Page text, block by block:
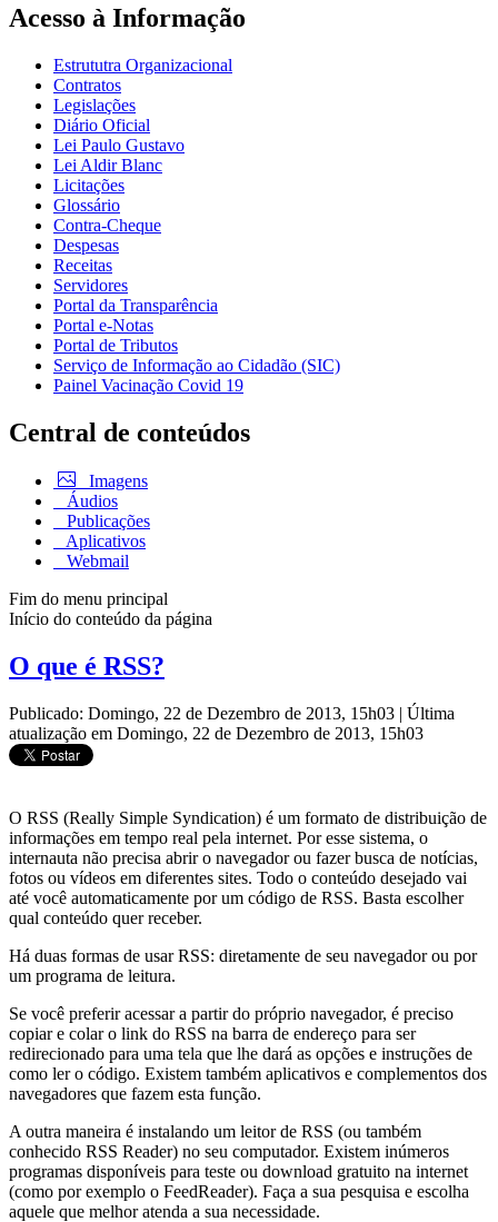
Acesso à Informação
Estrututra Organizacional
Contratos
Legislações
Diário Oficial
Lei Paulo Gustavo
Lei Aldir Blanc
Licitações
Glossário
Contra-Cheque
Despesas
Receitas
Servidores
Portal da Transparência
Portal e-Notas
Portal de Tributos
Serviço de Informação ao Cidadão (SIC)
Painel Vacinação Covid 19
Central de conteúdos
Imagens
Áudios
Publicações
Aplicativos
Webmail
Fim do menu principal
Início do conteúdo da página
O que é RSS?
Publicado: Domingo, 22 de Dezembro de 2013, 15h03 | Última
atualização em Domingo, 22 de Dezembro de 2013, 15h03
O RSS (Really Simple Syndication) é um formato de distribuição de
informações em tempo real pela internet. Por esse sistema, o
internauta não precisa abrir o navegador ou fazer busca de notícias,
fotos ou vídeos em diferentes sites. Todo o conteúdo desejado vai
até você automaticamente por um código de RSS. Basta escolher
qual conteúdo quer receber.
Há duas formas de usar RSS: diretamente de seu navegador ou por
um programa de leitura.
Se você preferir acessar a partir do próprio navegador, é preciso
copiar e colar o link do RSS na barra de endereço para ser
redirecionado para uma tela que lhe dará as opções e instruções de
como ler o código. Existem também aplicativos e complementos dos
navegadores que fazem esta função.
A outra maneira é instalando um leitor de RSS (ou também
conhecido RSS Reader) no seu computador. Existem inúmeros
programas disponíveis para teste ou download gratuito na internet
(como por exemplo o FeedReader). Faça a sua pesquisa e escolha
aquele que melhor atenda a sua necessidade.